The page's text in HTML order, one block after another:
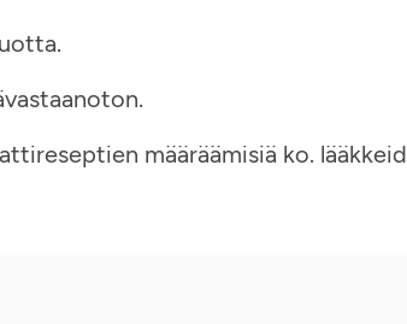
määräämisiä ko.